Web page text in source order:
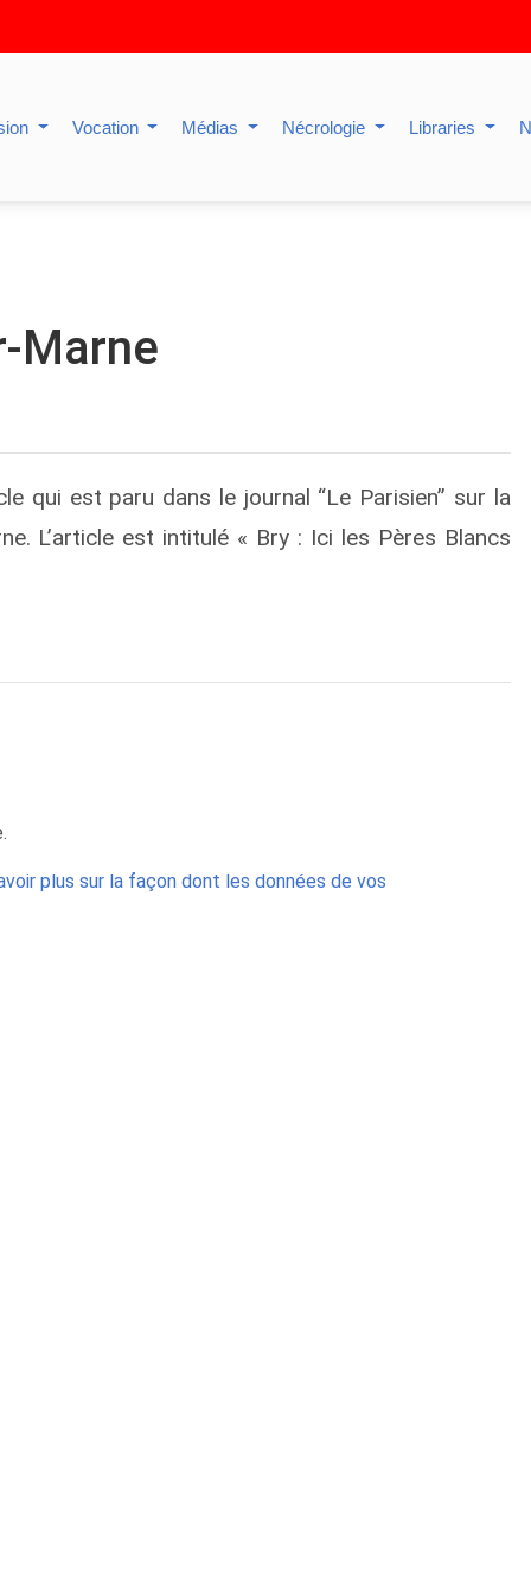
Vocation Médias Nécrologie Libraries
Marne
qui est paru dans le journal “Le Parisien” sur la
L’article est intitulé « Bry : Ici les Pères Blancs
plus sur la façon dont les données de vos